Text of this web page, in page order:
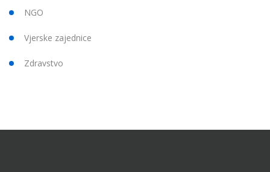
NGO
Vjerske zajednice
Zdravstvo